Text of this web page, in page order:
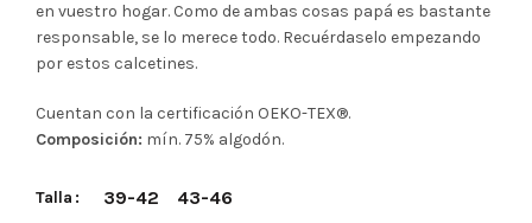
en vuestro hogar. Como de ambas cosas papá es bastante
responsable, se lo merece todo. Recuérdaselo empezando
por estos calcetines.
Cuentan con la certificación OEKO-TEX®.
Composición: mín. 75% algodón.
Talla 39-42 43-46